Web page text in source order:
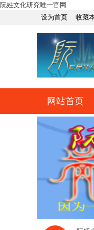
阮姓文化研究唯一官网
设为首页
收藏
网站首页